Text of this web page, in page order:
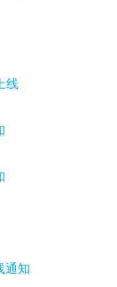
线
通知